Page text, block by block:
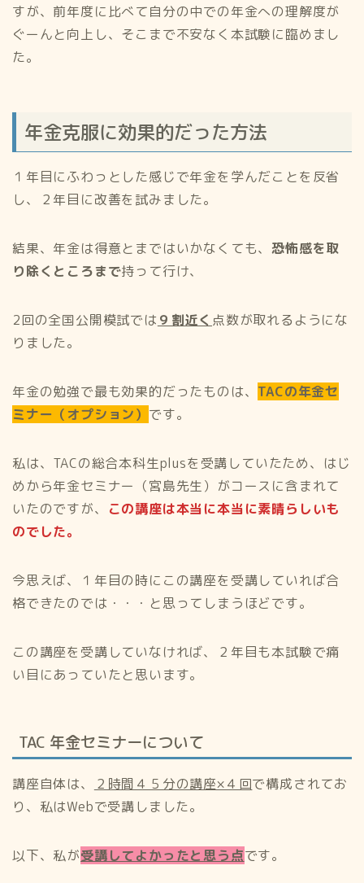
すが、前年度に比べて自分の中での年金への理解度が
ぐーんと向上し、そこまで不安なく本試験に臨めまし
た。
年金克服に効果的だった方法
１年目にふわっとした感じで年金を学んだことを反省
し、２年目に改善を試みました。
結果、年金は得意とまではいかなくても、恐怖感を取
り除くところまで持って行け、
2回の全国公開模試では ９割近く 点数が取れるようにな
りました。
年金の勉強で最も効果的だったものは、 TACの年金セ
ミナー（オプション） です。
私は、TACの総合本科生plusを受講していたため、はじ
めから年金セミナー（宮島先生）がコースに含まれて
いたのですが、
この講座は本当に本当に素晴らしいも
のでした。
今思えば、１年目の時にこの講座を受講していれば合
格できたのでは・・・と思ってしまうほどです。
この講座を受講していなければ、２年目も本試験で痛
い目にあっていたと思います。
TAC 年金セミナーについて
講座自体は、 ２時間４５分の講座×４回で構成されてお
り、私はWebで受講しました。
以下、私が受講してよかったと思う点です。